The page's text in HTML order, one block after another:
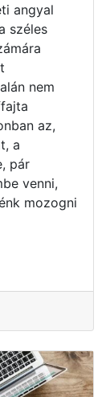
angyal
széles
nem
az,
a
pár
venni,
mozogni